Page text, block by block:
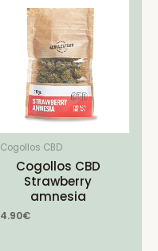
Cogollos CBD
Cogollos CBD
Strawberry
amnesia
4.90€